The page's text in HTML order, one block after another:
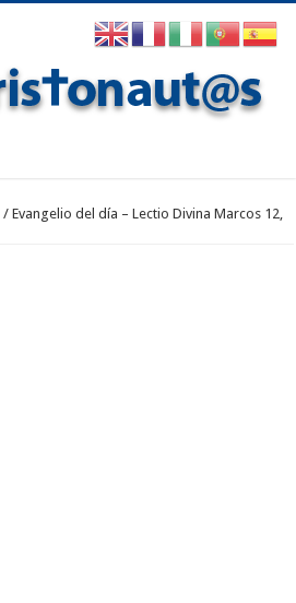
/ Evangelio del día – Lectio Divina Marcos 12,